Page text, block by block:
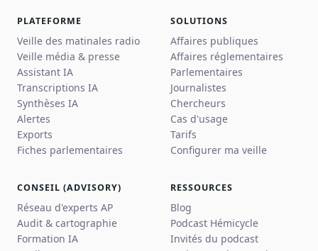
PLATEFORME
Veille des matinales radio
Veille média & presse
Assistant IA
Transcriptions IA
Synthèses IA
Alertes
Exports
Fiches parlementaires
SOLUTIONS
Affaires publiques
Affaires réglementaires
Parlementaires
Journalistes
Chercheurs
Cas d'usage
Tarifs
Configurer ma veille
CONSEIL (ADVISORY)
Réseau d'experts AP
Audit & cartographie
Formation IA
RESSOURCES
Blog
Podcast Hémicycle
Invités du podcast